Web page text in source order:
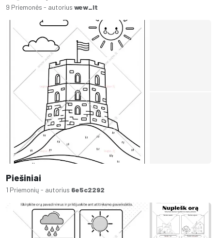
9 Priemonės - autorius wew_lt
Piešiniai
1 Priemonių - autorius 6e5c2292